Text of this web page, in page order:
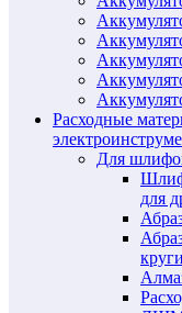
Расходные
Для
для
круги